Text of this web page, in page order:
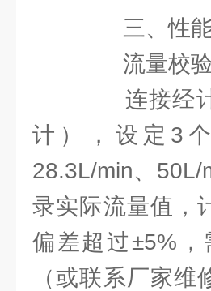
三、性能
流量校验
连接经计
计），设定3
28.3L/min、50L/
录实际流量值，
偏差超过±5%
（或联系厂家